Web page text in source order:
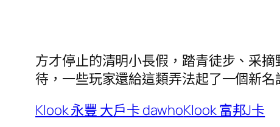
方才停止的清明小長假，踏青徒步、采
待，一些玩家還給這類弄法起了一個新名
Klook 永豐 大戶卡 dawhoKlook 富邦J卡